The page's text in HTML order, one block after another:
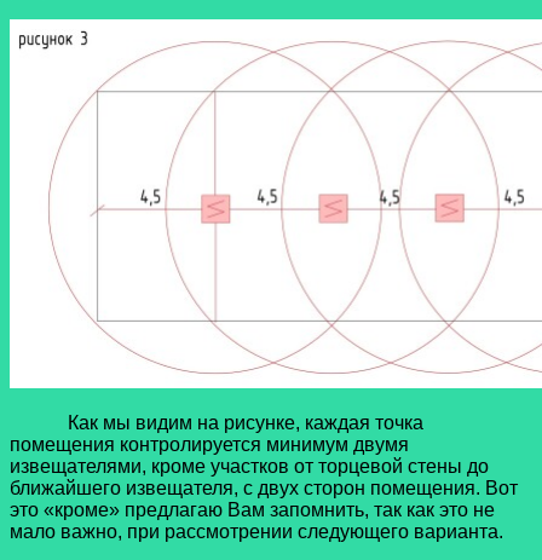
Как мы видим на рисунке, каждая точка
помещения контролируется минимум двумя
извещателями, кроме участков от торцевой стены до
ближайшего извещателя, с двух сторон помещения. Вот
это «кроме» предлагаю Вам запомнить, так как это не
мало важно, при рассмотрении следующего варианта.